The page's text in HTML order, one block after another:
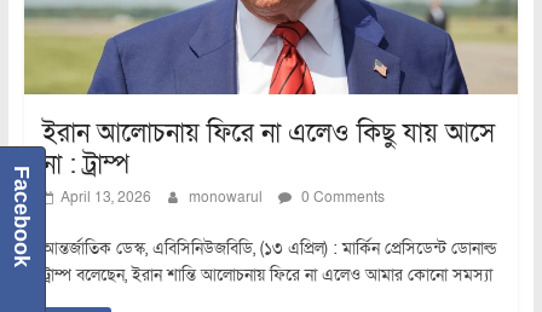
ইরান আলোচনায় ফিরে না এলেও কিছু যায় আসে
না : ট্রাম্প
April 13, 2026 monowarul 0 Comments
আন্তর্জাতিক ডেস্ক, এবিসিনিউজবিডি, (১৩ এপ্রিল) : মার্কিন প্রেসিডেন্ট ডোনাল্ড
ট্রাম্প বলেছেন, ইরান শান্তি আলোচনায় ফিরে না এলেও আমার কোনো সমস্যা
Facebook